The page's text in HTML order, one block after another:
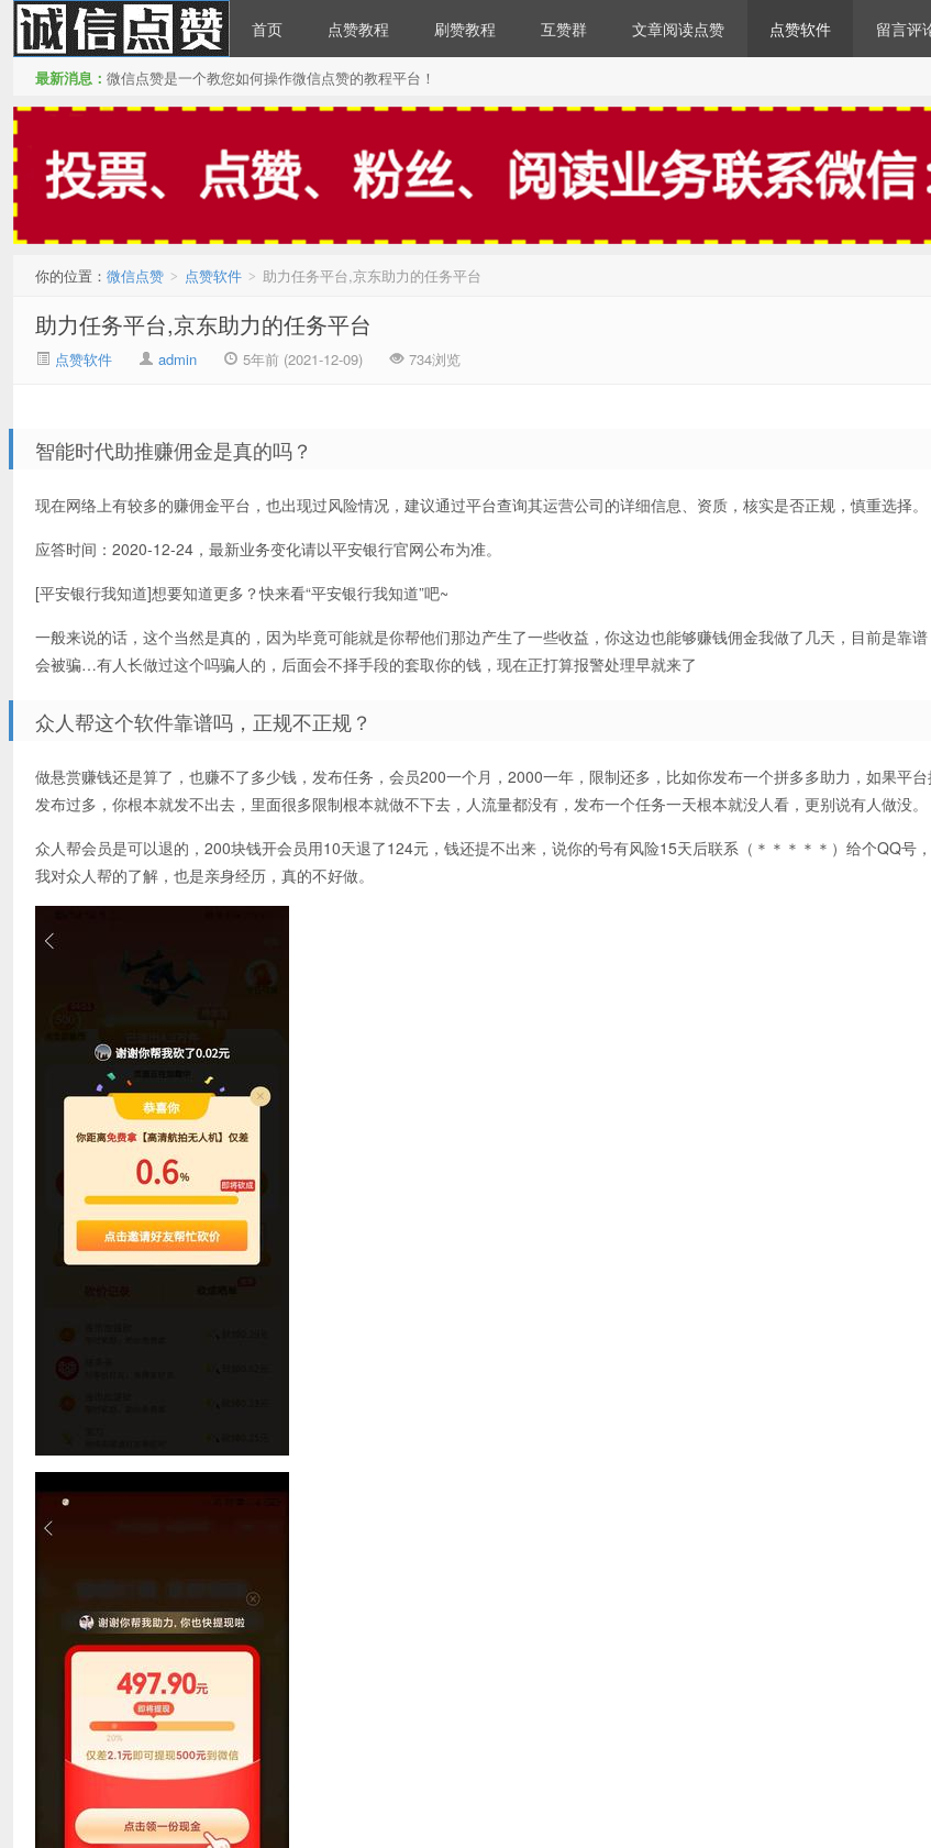
微信点赞
首页 点赞教程 刷赞教程 互赞群 文章阅读点赞 点赞软件 留言评
最新消息： 微信点赞是一个教您如何操作微信点赞的教程平台！
你的位置： 微信点赞 > 点赞软件 > 助力任务平台,京东助力的任务平台
助力任务平台,京东助力的任务平台
点赞软件 admin 5年前 (2021-12-09) 734浏览
智能时代助推赚佣金是真的吗？
现在网络上有较多的赚佣金平台，也出现过风险情况，建议通过平台查询其运营公司的详细信息、资质，核实是否正规，慎重选择。
应答时间：2020-12-24，最新业务变化请以平安银行官网公布为准。
[平安银行我知道]想要知道更多？快来看“平安银行我知道”吧~
一般来说的话，这个当然是真的，因为毕竟可能就是你帮他们那边产生了一些收益，你这边也能够赚钱佣金我做了几天，目前是靠
会被骗…有人长做过这个吗骗人的，后面会不择手段的套取你的钱，现在正打算报警处理早就来了
众人帮这个软件靠谱吗，正规不正规？
做悬赏赚钱还是算了，也赚不了多少钱，发布任务，会员200一个月，2000一年，限制还多，比如你发布一个拼多多助力，如果平
发布过多，你根本就发不出去，里面很多限制根本就做不下去，人流量都没有，发布一个任务一天根本就没人看，更别说有人做没。
众人帮会员是可以退的，200块钱开会员用10天退了124元，钱还提不出来，说你的号有风险15天后联系（＊＊＊＊＊）给个QQ号
我对众人帮的了解，也是亲身经历，真的不好做。